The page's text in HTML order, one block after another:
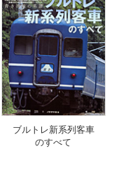
ブルトレ新系列客車
のすべて